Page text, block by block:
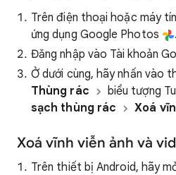
Trên điện thoại hoặc máy
ứng dụng Google Photos
.
Đăng nhập vào Tài khoản
Ở dưới cùng, hãy nhấn vào
Thùng rác
biểu tượng
sạch thùng rác
Xoá
Xoá vĩnh viễn ảnh và
Trên thiết bị Android, hãy